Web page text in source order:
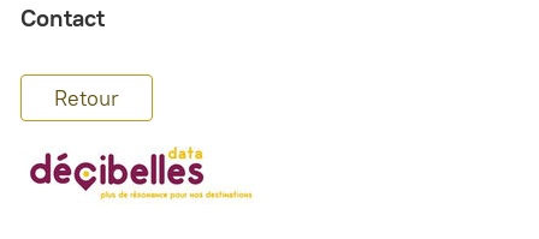
Contact
Retour